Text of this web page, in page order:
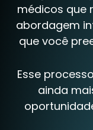
médicos que
abordagem
que você
Esse
ainda